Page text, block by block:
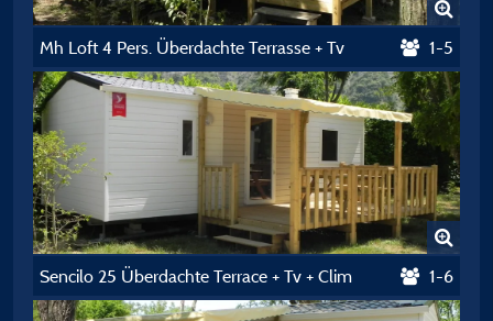
Mh Loft 4 Pers. Überdachte Terrasse + Tv 1-5
Sencilo 25 Überdachte Terrace + Tv + Clim 1-6